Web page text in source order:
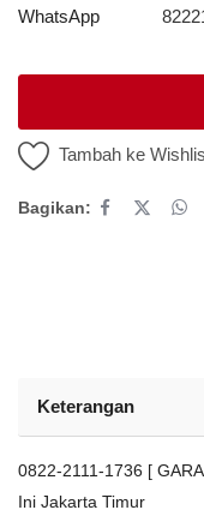
Tentang Kami
Hubungi Kami
WhatsApp
Tambah ke
Bagikan:
Keterangan
0822-2111-1736 [
Ini Jakarta Timur